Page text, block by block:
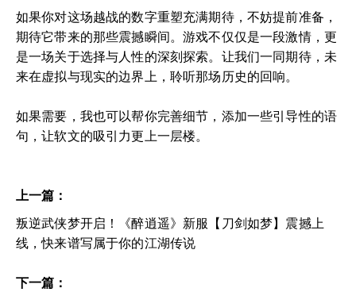
如果你对这场越战的数字重塑充满期待，不妨提前准备，
期待它带来的那些震撼瞬间。游戏不仅仅是一段激情，更
是一场关于选择与人性的深刻探索。让我们一同期待，未
来在虚拟与现实的边界上，聆听那场历史的回响。
如果需要，我也可以帮你完善细节，添加一些引导性的语
句，让软文的吸引力更上一层楼。
上一篇：
叛逆武侠梦开启！《醉逍遥》新服【刀剑如梦】震撼上
线，快来谱写属于你的江湖传说
下一篇：